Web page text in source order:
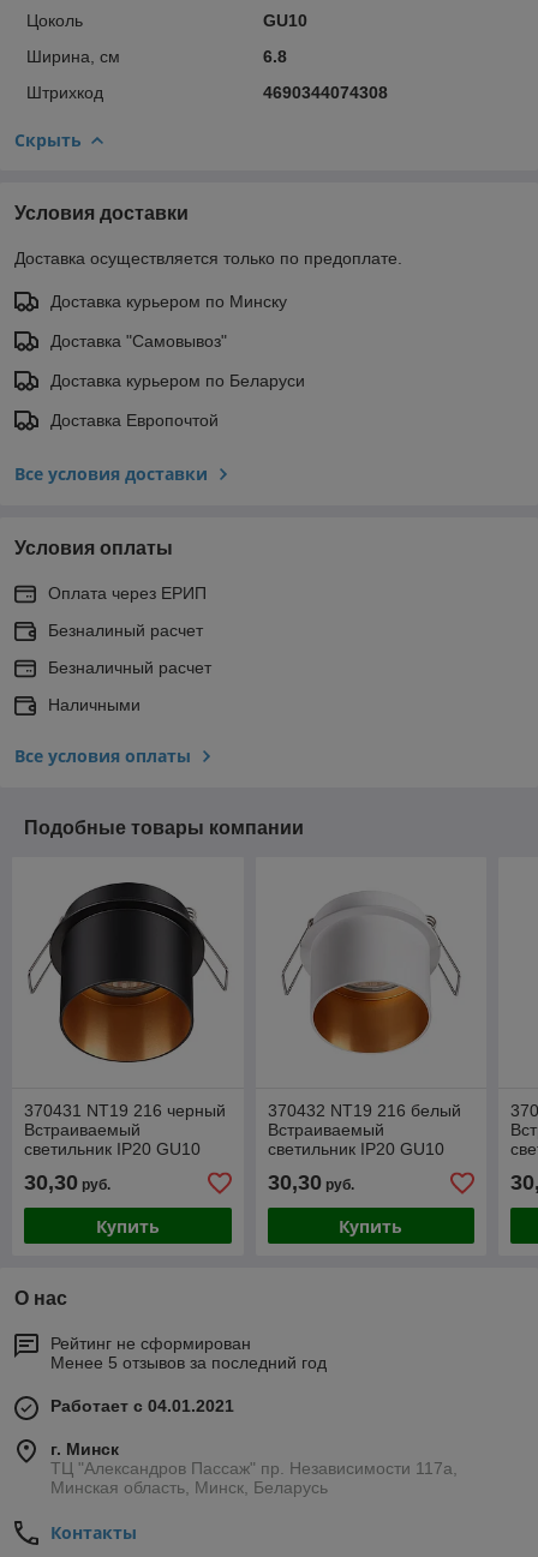
Цоколь
GU10
Ширина, см
6.8
Штрихкод
4690344074308
Скрыть
Условия доставки
Доставка осуществляется только по предоплате.
Доставка курьером по Минску
Доставка "Самовывоз"
Доставка курьером по Беларуси
Доставка Европочтой
Все условия доставки
Условия оплаты
Оплата через ЕРИП
Безналиный расчет
Безналичный расчет
Наличными
Все условия оплаты
Подобные товары компании
370431 NT19 216 черный
Встраиваемый
светильник IP20 GU10
30,30 руб.
Купить
370432 NT19 216 белый
Встраиваемый
светильник IP20 GU10
30,30руб.
Купить
О нас
Рейтинг не сформирован
Менее 5 отзывов за последний год
Работает с 04.01.2021
г. Минск
ТЦ "Александров Пассаж" пр. Независимости 117а,
Минская область, Минск, Беларусь
Контакты